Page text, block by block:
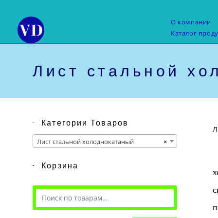
содержимому
О компании
Каталог
Лист стальной
Категории Товаров
×
Лист стальной холоднокатаный
Корзина